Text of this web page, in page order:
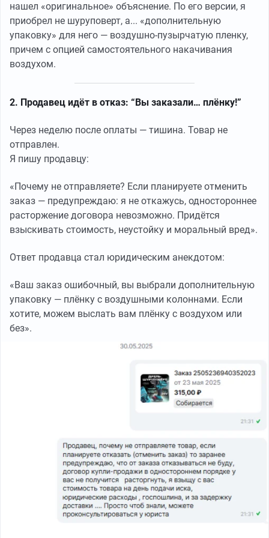
нашел «оригинальное» объяснение. По его версии, я
приобрел не шуруповерт, а... «дополнительную
упаковку» для него — воздушно-пузырчатую пленку,
причем с опцией самостоятельного накачивания
воздухом.
2. Продавец идёт в отказ: “Вы заказали… плёнку!”
Через неделю после оплаты — тишина. Товар не
отправлен.
Я пишу продавцу:
«Почему не отправляете? Если планируете отменить
заказ — предупреждаю: я не откажусь, одностороннее
расторжение договора невозможно. Придётся
взыскивать стоимость, неустойку и моральный вред».
Ответ продавца стал юридическим анекдотом:
«Ваш заказ ошибочный, вы выбрали дополнительную
упаковку — плёнку с воздушными колоннами. Если
хотите, можем выслать вам плёнку с воздухом или
без».